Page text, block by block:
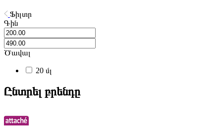
Ֆիլտր
Գին
Ծավալ
20 մլ
Ընտրել բրենդը